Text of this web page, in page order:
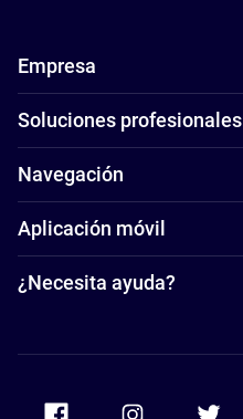
Empresa
Soluciones profesionales
Navegación
Aplicación móvil
¿Necesita ayuda?